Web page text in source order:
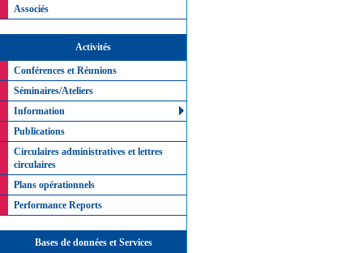
Associés
Activités
Conférences et Réunions
Séminaires/Ateliers
Information
Publications
Circulaires administratives et lettres
circulaires
Plans opérationnels
Performance Reports
Bases de données et Services